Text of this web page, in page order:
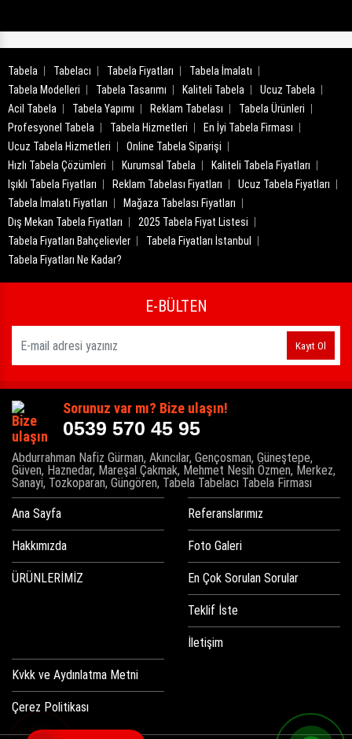
Tabela Tabelacı Tabela Fiyatları
Tabela İmalatı
Tabela Modelleri
Tabela Tasarımı Kaliteli Tabela
Ucuz Tabela
Acil Tabela
Tabela Yapımı Reklam Tabelası
Tabela Ürünleri
Profesyonel Tabela
Tabela Hizmetleri
En İyi Tabela Firması
Ucuz Tabela Hizmetleri
Online Tabela Siparişi
Hızlı Tabela Çözümleri
Kurumsal Tabela
Kaliteli Tabela Fiyatları
Işıklı Tabela Fiyatları
Reklam Tabelası Fiyatları
Ucuz Tabela Fiyatları
Tabela İmalatı Fiyatları
Mağaza Tabelası Fiyatları
Dış Mekan Tabela Fiyatları
2025 Tabela Fiyat Listesi
Tabela Fiyatları Bahçelievler
Tabela Fiyatları İstanbul
Tabela Fiyatları Ne Kadar?
E-BÜLTEN
Kayıt Ol
Sorunuz var mı? Bize ulaşın!
0539 570 45 95
Abdurrahman Nafiz Gürman, Akıncılar, Gençosman, Güneştepe,
Güven, Haznedar, Mareşal Çakmak, Mehmet Nesih Özmen, Merkez,
Sanayi, Tozkoparan, Güngören, Tabela Tabelacı Tabela Firması
Ana Sayfa
Hakkımızda
ÜRÜNLERİMİZ
Referanslarımız
Foto Galeri
En Çok Sorulan Sorular
Teklif İste
İletişim
Kvkk ve Aydınlatma Metni
Çerez Politikası